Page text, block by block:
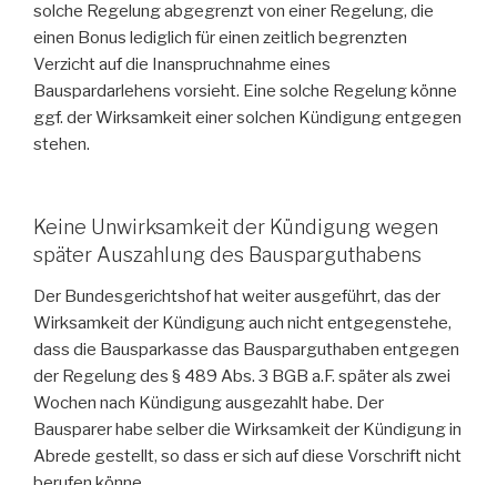
solche Regelung abgegrenzt von einer Regelung, die
einen Bonus lediglich für einen zeitlich begrenzten
Verzicht auf die Inanspruchnahme eines
Bauspardarlehens vorsieht. Eine solche Regelung könne
ggf. der Wirksamkeit einer solchen Kündigung entgegen
stehen.
Keine Unwirksamkeit der Kündigung wegen
später Auszahlung des Bausparguthabens
Der Bundesgerichtshof hat weiter ausgeführt, das der
Wirksamkeit der Kündigung auch nicht entgegenstehe,
dass die Bausparkasse das Bausparguthaben entgegen
der Regelung des § 489 Abs. 3 BGB a.F. später als zwei
Wochen nach Kündigung ausgezahlt habe. Der
Bausparer habe selber die Wirksamkeit der Kündigung in
Abrede gestellt, so dass er sich auf diese Vorschrift nicht